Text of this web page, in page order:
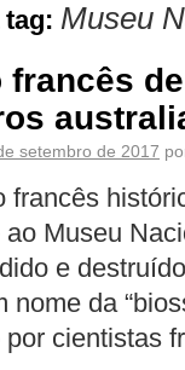
Museu
francês
setembro de 2017
francês
ao Museu
e
nome da
por cientistas